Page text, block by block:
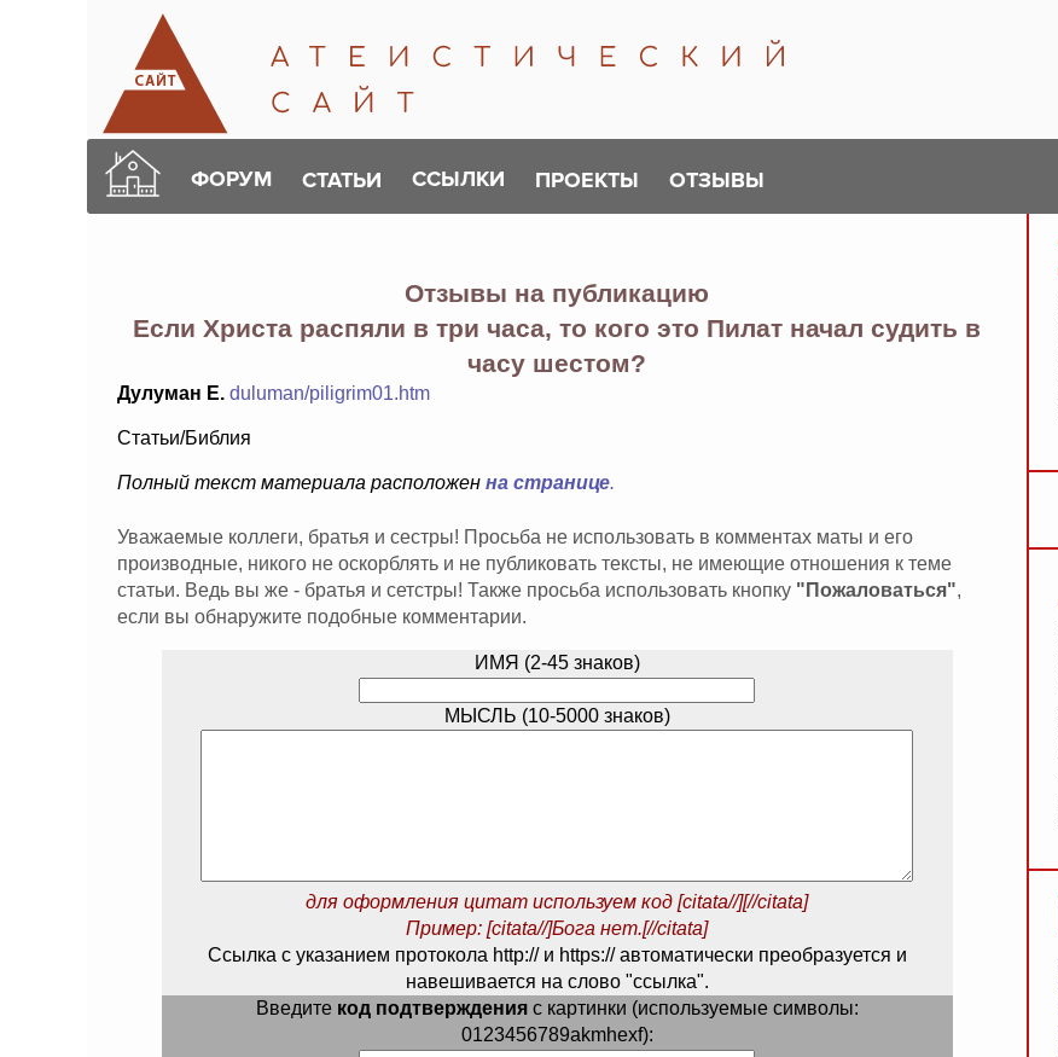
ФОРУМ СТАТЬИ ССЫЛКИ ПРОЕКТЫ ОТЗЫВЫ
Отзывы на публикацию
Если Христа распяли в три часа, то кого это Пилат начал судить в
часу шестом?
Дулуман Е. duluman/piligrim01.htm
Статьи/Библия
Полный текст материала расположен на странице.
Уважаемые коллеги, братья и сестры! Просьба не использовать в комментах маты и его
производные, никого не оскорблять и не публиковать тексты, не имеющие отношения к теме
статьи. Ведь вы же - братья и сетстры! Также просьба использовать кнопку "Пожаловаться",
если вы обнаружите подобные комментарии.
ИМЯ (2-45 знаков)
МЫСЛЬ (10-5000 знаков)
для оформления цитат используем код [citata//][//citata]
Пример: [citata//]Бога нет.[//citata]
Ссылка с указанием протокола http:// и https:// автоматически преобразуется и
навешивается на слово "ссылка".
Введите код подтвержденияс картинки (используемые символы:
0123456789akmhexf):